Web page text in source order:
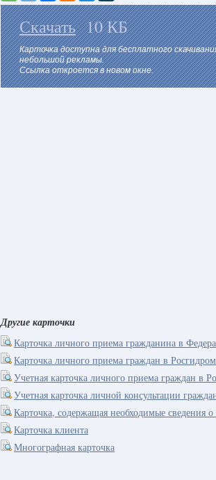
Скачать 10 КБ
Карточка доступна для бесплатного
небольшой рекламы.
Ссылка откроется в новом окне.
Другие карточки
Карточка личного приема гражданина в
Карточка личного приема граждан в
Учетная карточка личного приема граждан в
Учетная карточка личной консультации
Карточка, содержащая необходимые сведения
Карточка клиента
Многографная карточка